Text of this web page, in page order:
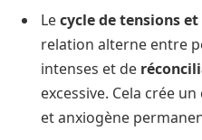
Lecycle de tensions
relation alterne entre
intenses et de
excessive. Cela crée
et anxiogène